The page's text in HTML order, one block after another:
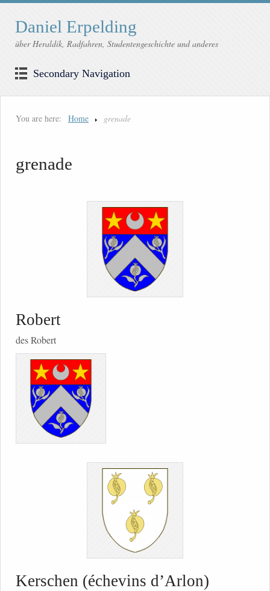
Daniel Erpelding
über Heraldik, Radfahren, Studentengeschichte und anderes
Secondary Navigation
You are here: Home grenade
grenade
Robert
des Robert
Kerschen (échevins d’Arlon)